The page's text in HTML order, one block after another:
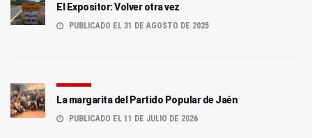
El Expositor: Volver otra vez
PUBLICADO EL 31 DE AGOSTO DE 2025
La margarita del Partido Popular de Jaén
PUBLICADO EL 11 DE JULIO DE 2026